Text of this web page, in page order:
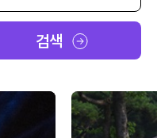
검색